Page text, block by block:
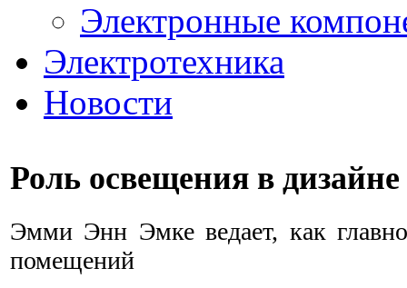
Электронные
Электротехника
Новости
Роль освещения в
Эмми Энн Эмке ведает, как
помещений